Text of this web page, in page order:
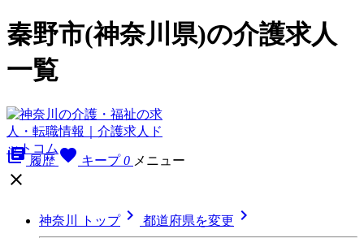
秦野市(神奈川県)の介護求人
一覧
library_books 履歴 favorite キープ 0 メニュー

神奈川 トップ 都道府県を変更 